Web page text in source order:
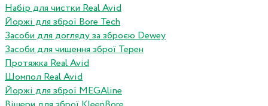
Набір для чистки Real Avid
Йоржі для зброї Bore Tech
Засоби для догляду за зброєю Dewey
Засоби для чищення зброї Терен
Протяжка Real Avid
Шомпол Real Avid
Йоржі для зброї MEGAline